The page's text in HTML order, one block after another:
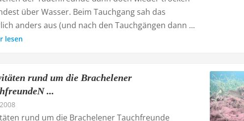
über Wasser. Beim Tauchgang sah das
anders aus (und nach den Tauchgängen dann ...
lesen
rund um die Brachelener
...
rund um die Brachelener Tauchfreunde